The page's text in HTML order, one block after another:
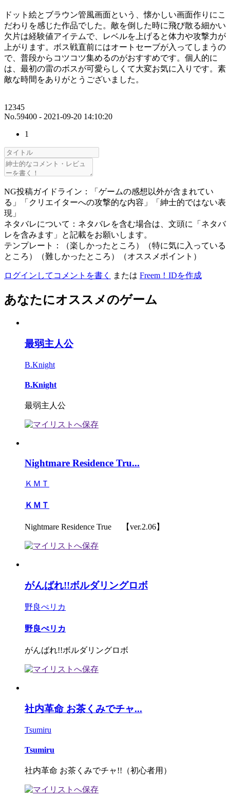
ドット絵とブラウン管風画面という、懐かしい画面作りにこ
だわりを感じた作品でした。敵を倒した時に飛び散る細かい
欠片は経験値アイテムで、レベルを上げると体力や攻撃力が
上がります。ボス戦直前にはオートセーブが入ってしまうの
で、普段からコツコツ集めるのがおすすめです。個人的に
は、最初の雷のボスが可愛らしくて大変お気に入りです。素
敵な時間をありがとうございました。
12345
No.59400 - 2021-09-20 14:10:20
1
NG投稿ガイドライン：「ゲームの感想以外が含まれてい
る」「クリエイターへの攻撃的な内容」「紳士的ではない表
現」
ネタバレについて：ネタバレを含む場合は、文頭に「ネタバ
レを含みます」と記載をお願いします。
テンプレート：（楽しかったところ）（特に気に入っている
ところ）（難しかったところ）（オススメポイント）
ログインしてコメントを書く または Freem！IDを作成
あなたにオススメのゲーム
最弱主人公
B.Knight
B.Knight
最弱主人公
Nightmare Residence Tru...
ＫＭＴ
ＫＭＴ
Nightmare Residence True 【ver.2.06】
がんばれ!!ボルダリングロボ
野良ぺリカ
野良ぺリカ
がんばれ!!ボルダリングロボ
社内革命 お茶くみでチャ...
Tsumiru
Tsumiru
社内革命 お茶くみでチャ!!（初心者用）